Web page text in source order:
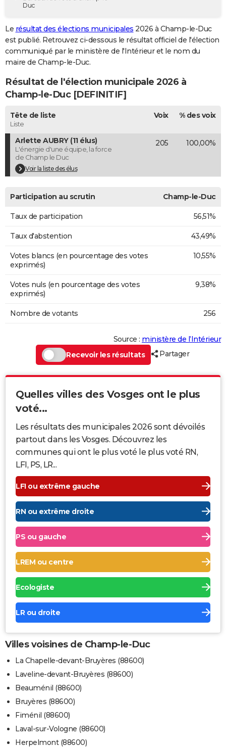
Destinations
City break
Voyage nature
Voyage de noces
Forum
GUIDES D'ACHAT
BONS PLANS
Carte de Noël
Carte Bonne année
Carte Saint-Valentin
Carte Pâques
Carte d'anniversaire
DICTIONNAIRE
Dictionnaire
Biographies
Citations
Expressions
Proverbes
PROGRAMME TV
COPAINS D'AVANT
S'inscrire
Se connecter
Lycées
Collèges
Primaires
Universités
Entreprises
Service militaire
Avis de recherche
AVIS DE DÉCÈS
FORUM
Bricolage
Lifestyle
Culture
Sport
Auto
Television
Voyage
Cinema
Duc
Le résultat des élections municipales 2026 à Champ-le-Duc
est publié. Retrouvez ci-dessous le résultat officiel de l'élection
communiqué par le ministère de l'Intérieur et le nom du
maire de Champ-le-Duc.
Résultat de l'élection municipale 2026 à
Champ-le-Duc [DEFINITIF]
Tête de liste
Liste
Voix % des voix
Arlette AUBRY (11 élus)
L'énergie d'une équipe, la force
de Champ le Duc
Voir la liste des élus
205 100,00%
Participation au scrutin Champ-le-Duc
Taux de participation 56,51%
Taux d'abstention 43,49%
Votes blancs (en pourcentage des votes
exprimés)
10,55%
Votes nuls (en pourcentage des votes
exprimés)
9,38%
Nombre de votants 256
Source : ministère de l’Intérieur
Recevoir les résultats
Partager
Quelles villes des Vosges ont le plus
voté...
Les résultats des municipales 2026 sont dévoilés
partout dans les Vosges. Découvrez les
communes qui ont le plus voté le plus voté RN,
LFI, PS, LR...
LFI ou extrême gauche
RN ou extrême droite
PS ou gauche
LREM ou centre
Ecologiste
LR ou droite
Villes voisines de Champ-le-Duc
La Chapelle-devant-Bruyères (88600)
Laveline-devant-Bruyères (88600)
Beauménil (88600)
Bruyères (88600)
Fiménil (88600)
Laval-sur-Vologne (88600)
Herpelmont (88600)